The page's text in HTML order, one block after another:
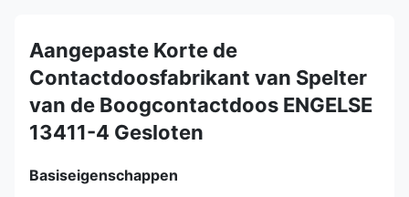
Aangepaste Korte de
Contactdoosfabrikant van Spelter
van de Boogcontactdoos ENGELSE
13411-4 Gesloten
Basiseigenschappen